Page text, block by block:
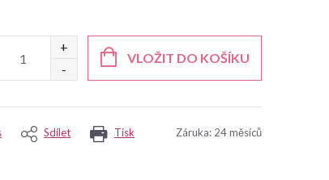
VLOŽIT DO KOŠÍKU
Tisk
Sdílet Záruka: 24 měsíců